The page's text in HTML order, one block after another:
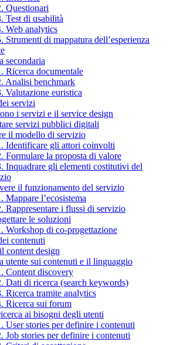
Questionari
Test di usabilità
Web analytics
Strumenti di mappatura dell’esperienza
secondaria
Ricerca documentale
Analisi benchmark
Valutazione euristica
servizi
i servizi e il service design
servizi pubblici digitali
il modello di servizio
Identificare gli attori coinvolti
Formulare la proposta di valore
Inquadrare gli elementi costitutivi del
il funzionamento del servizio
Mappare l’ecosistema
Rappresentare i flussi di servizio
le soluzioni
Workshop di co-progettazione
contenuti
content design
utente sui contenuti e il linguaggio
Content discovery
Dati di ricerca (search keywords)
Ricerca tramite analytics
Ricerca sui forum
ai bisogni degli utenti
User stories per definire i contenuti
Job stories per definire i contenuti